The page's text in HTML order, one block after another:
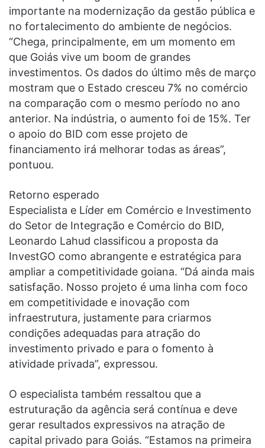
importante na modernização da gestão pública e
no fortalecimento do ambiente de negócios.
“Chega, principalmente, em um momento em
que Goiás vive um boom de grandes
investimentos. Os dados do último mês de março
mostram que o Estado cresceu 7% no comércio
na comparação com o mesmo período no ano
anterior. Na indústria, o aumento foi de 15%. Ter
o apoio do BID com esse projeto de
financiamento irá melhorar todas as áreas”,
pontuou.
Retorno esperado
Especialista e Líder em Comércio e Investimento
do Setor de Integração e Comércio do BID,
Leonardo Lahud classificou a proposta da
InvestGO como abrangente e estratégica para
ampliar a competitividade goiana. “Dá ainda mais
satisfação. Nosso projeto é uma linha com foco
em competitividade e inovação com
infraestrutura, justamente para criarmos
condições adequadas para atração do
investimento privado e para o fomento à
atividade privada”, expressou.
O especialista também ressaltou que a
estruturação da agência será contínua e deve
gerar resultados expressivos na atração de
capital privado para Goiás. “Estamos na primeira